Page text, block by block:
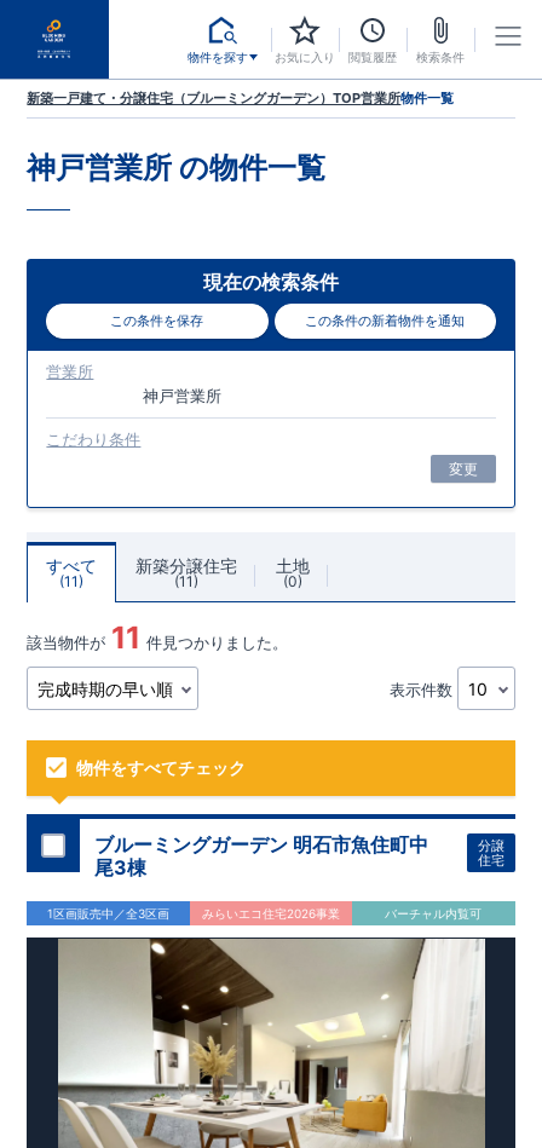
物件を探す お気に入り 閲覧履歴 検索条件
新築一戸建て・分譲住宅（ブルーミングガーデン）TOP営業所物件一覧
神戸営業所 の物件一覧
現在の検索条件
この条件を保存 この条件の新着物件を通知
営業所
神戸営業所
こだわり条件
変更
すべて
11
新築分譲住宅
11
土地
0
該当物件が 11 件見つかりました。
表示件数
物件をすべてチェック
ブルーミングガーデン 明石市魚住町中
尾3棟
分譲
住宅
1区画販売中／全3区画 みらいエコ住宅2026事業 バーチャル内覧可